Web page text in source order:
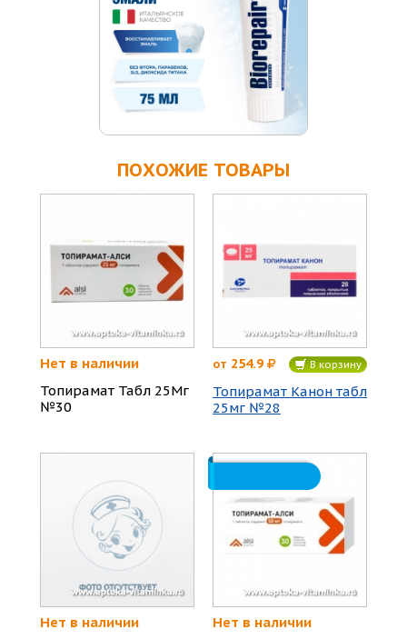
ПОХОЖИЕ ТОВАРЫ
Нет в наличии
Топирамат Табл 25Мг
№30
от 254.9 В корзину
Топирамат Канон табл
25мг №28
Нет в наличии Нет в наличии